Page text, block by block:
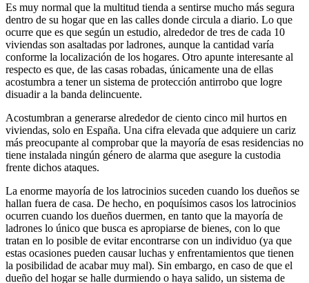
Es muy normal que la multitud tienda a sentirse mucho más segura
dentro de su hogar que en las calles donde circula a diario. Lo que
ocurre que es que según un estudio, alrededor de tres de cada 10
viviendas son asaltadas por ladrones, aunque la cantidad varía
conforme la localización de los hogares. Otro apunte interesante al
respecto es que, de las casas robadas, únicamente una de ellas
acostumbra a tener un sistema de protección antirrobo que logre
disuadir a la banda delincuente.
Acostumbran a generarse alrededor de ciento cinco mil hurtos en
viviendas, solo en España. Una cifra elevada que adquiere un cariz
más preocupante al comprobar que la mayoría de esas residencias no
tiene instalada ningún género de alarma que asegure la custodia
frente dichos ataques.
La enorme mayoría de los latrocinios suceden cuando los dueños se
hallan fuera de casa. De hecho, en poquísimos casos los latrocinios
ocurren cuando los dueños duermen, en tanto que la mayoría de
ladrones lo único que busca es apropiarse de bienes, con lo que
tratan en lo posible de evitar encontrarse con un individuo (ya que
estas ocasiones pueden causar luchas y enfrentamientos que tienen
la posibilidad de acabar muy mal). Sin embargo, en caso de que el
dueño del hogar se halle durmiendo o haya salido, un sistema de